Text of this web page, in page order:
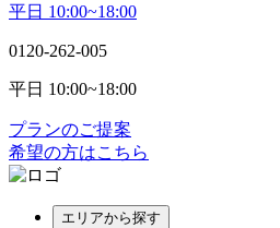
平日 10:00~18:00
0120-262-005
平日 10:00~18:00
プランのご提案
希望の方はこちら
エリアから探す